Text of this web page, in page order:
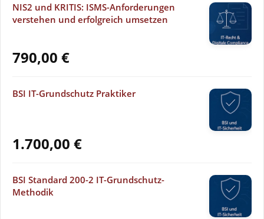
NIS2 und KRITIS: ISMS-Anforderungen
verstehen und erfolgreich umsetzen
790,00 €
BSI IT-Grundschutz Praktiker
1.700,00 €
BSI Standard 200-2 IT-Grundschutz-
Methodik